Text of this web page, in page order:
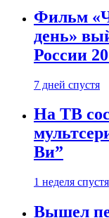
Фильм
день»
России
7 дней спустя
На ТВ
Ви”
1 неделя спустя
Вышел